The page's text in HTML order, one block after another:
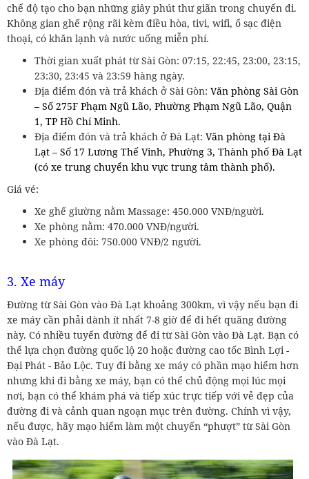
chế độ tạo cho bạn những giây phút thư giãn trong chuyến đi.
Không gian ghế rộng rãi kèm điều hòa, tivi, wifi, ổ sạc điện
thoại, có khăn lạnh và nước uống miễn phí.
Thời gian xuất phát từ Sài Gòn: 07:15, 22:45, 23:00, 23:15,
23:30, 23:45 và 23:59 hàng ngày.
Địa điểm đón và trả khách ở Sài Gòn: Văn phòng Sài Gòn
– Số 275F Phạm Ngũ Lão, Phường Phạm Ngũ Lão, Quận
1, TP Hồ Chí Minh.
Địa điểm đón và trả khách ở Đà Lạt: Văn phòng tại Đà
Lạt – Số 17 Lương Thế Vinh, Phường 3, Thành phố Đà Lạt
(có xe trung chuyển khu vực trung tâm thành phố).
Giá vé:
Xe ghế giường nằm Massage: 450.000 VNĐ/người.
Xe phòng nằm: 470.000 VNĐ/người.
Xe phòng đôi: 750.000 VNĐ/2 người.
3. Xe máy
Đường từ Sài Gòn vào Đà Lạt khoảng 300km, vì vậy nếu bạn đi
xe máy cần phải dành ít nhất 7-8 giờ để đi hết quãng đường
này. Có nhiều tuyến đường để đi từ Sài Gòn vào Đà Lạt. Bạn có
thể lựa chọn đường quốc lộ 20 hoặc đường cao tốc Bình Lợi -
Đại Phát - Bảo Lộc. Tuy đi bằng xe máy có phần mạo hiểm hơn
nhưng khi đi bằng xe máy, bạn có thể chủ động mọi lúc mọi
nơi, bạn có thể khám phá và tiếp xúc trực tiếp với vẻ đẹp của
đường đi và cảnh quan ngoạn mục trên đường. Chính vì vậy,
nếu được, hãy mạo hiểm làm một chuyến “phượt” từ Sài Gòn
vào Đà Lạt.